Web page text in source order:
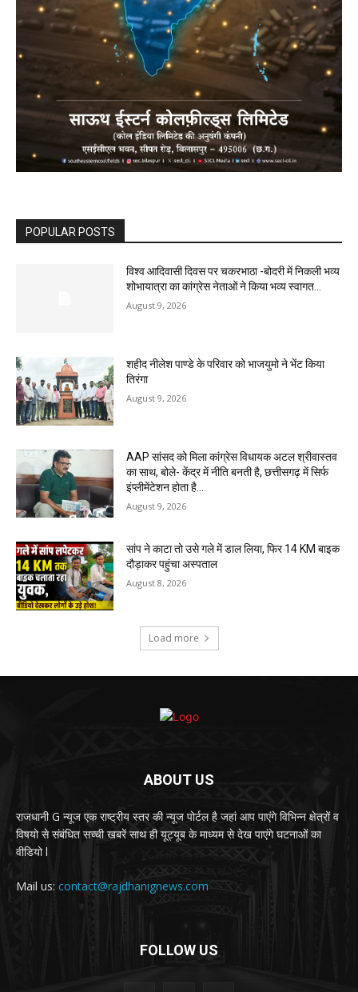
POPULAR POSTS
विश्व आदिवासी दिवस पर चकरभाठा -बोदरी में निकली भव्य
शोभायात्रा का कांग्रेस नेताओं ने किया भव्य स्वागत…
August 9, 2026
शहीद नीलेश पाण्डे के परिवार को भाजयुमो ने भेंट किया
तिरंगा
August 9, 2026
AAP सांसद को मिला कांग्रेस विधायक अटल श्रीवास्तव
का साथ, बोले- केंद्र में नीति बनती है, छत्तीसगढ़ में सिर्फ
इंप्लीमेंटेशन होता है…
August 9, 2026
सांप ने काटा तो उसे गले में डाल लिया, फिर 14 KM बाइक
दौड़ाकर पहुंचा अस्पताल
August 8, 2026
Load more
ABOUT US
राजधानी G न्यूज एक राष्ट्रीय स्तर की न्यूज पोर्टल है जहां आप पाएंगे विभिन्न क्षेत्रों व
विषयो से संबंधित सच्ची खबरें साथ ही यूट्यूब के माध्यम से देख पाएंगे घटनाओं का
वीडियो l
Mail us: contact@rajdhanignews.com
FOLLOW US